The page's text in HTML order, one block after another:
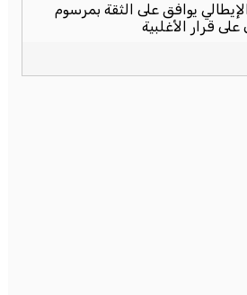
يوافق على الثقة بمرسوم
قرار الأغلبية